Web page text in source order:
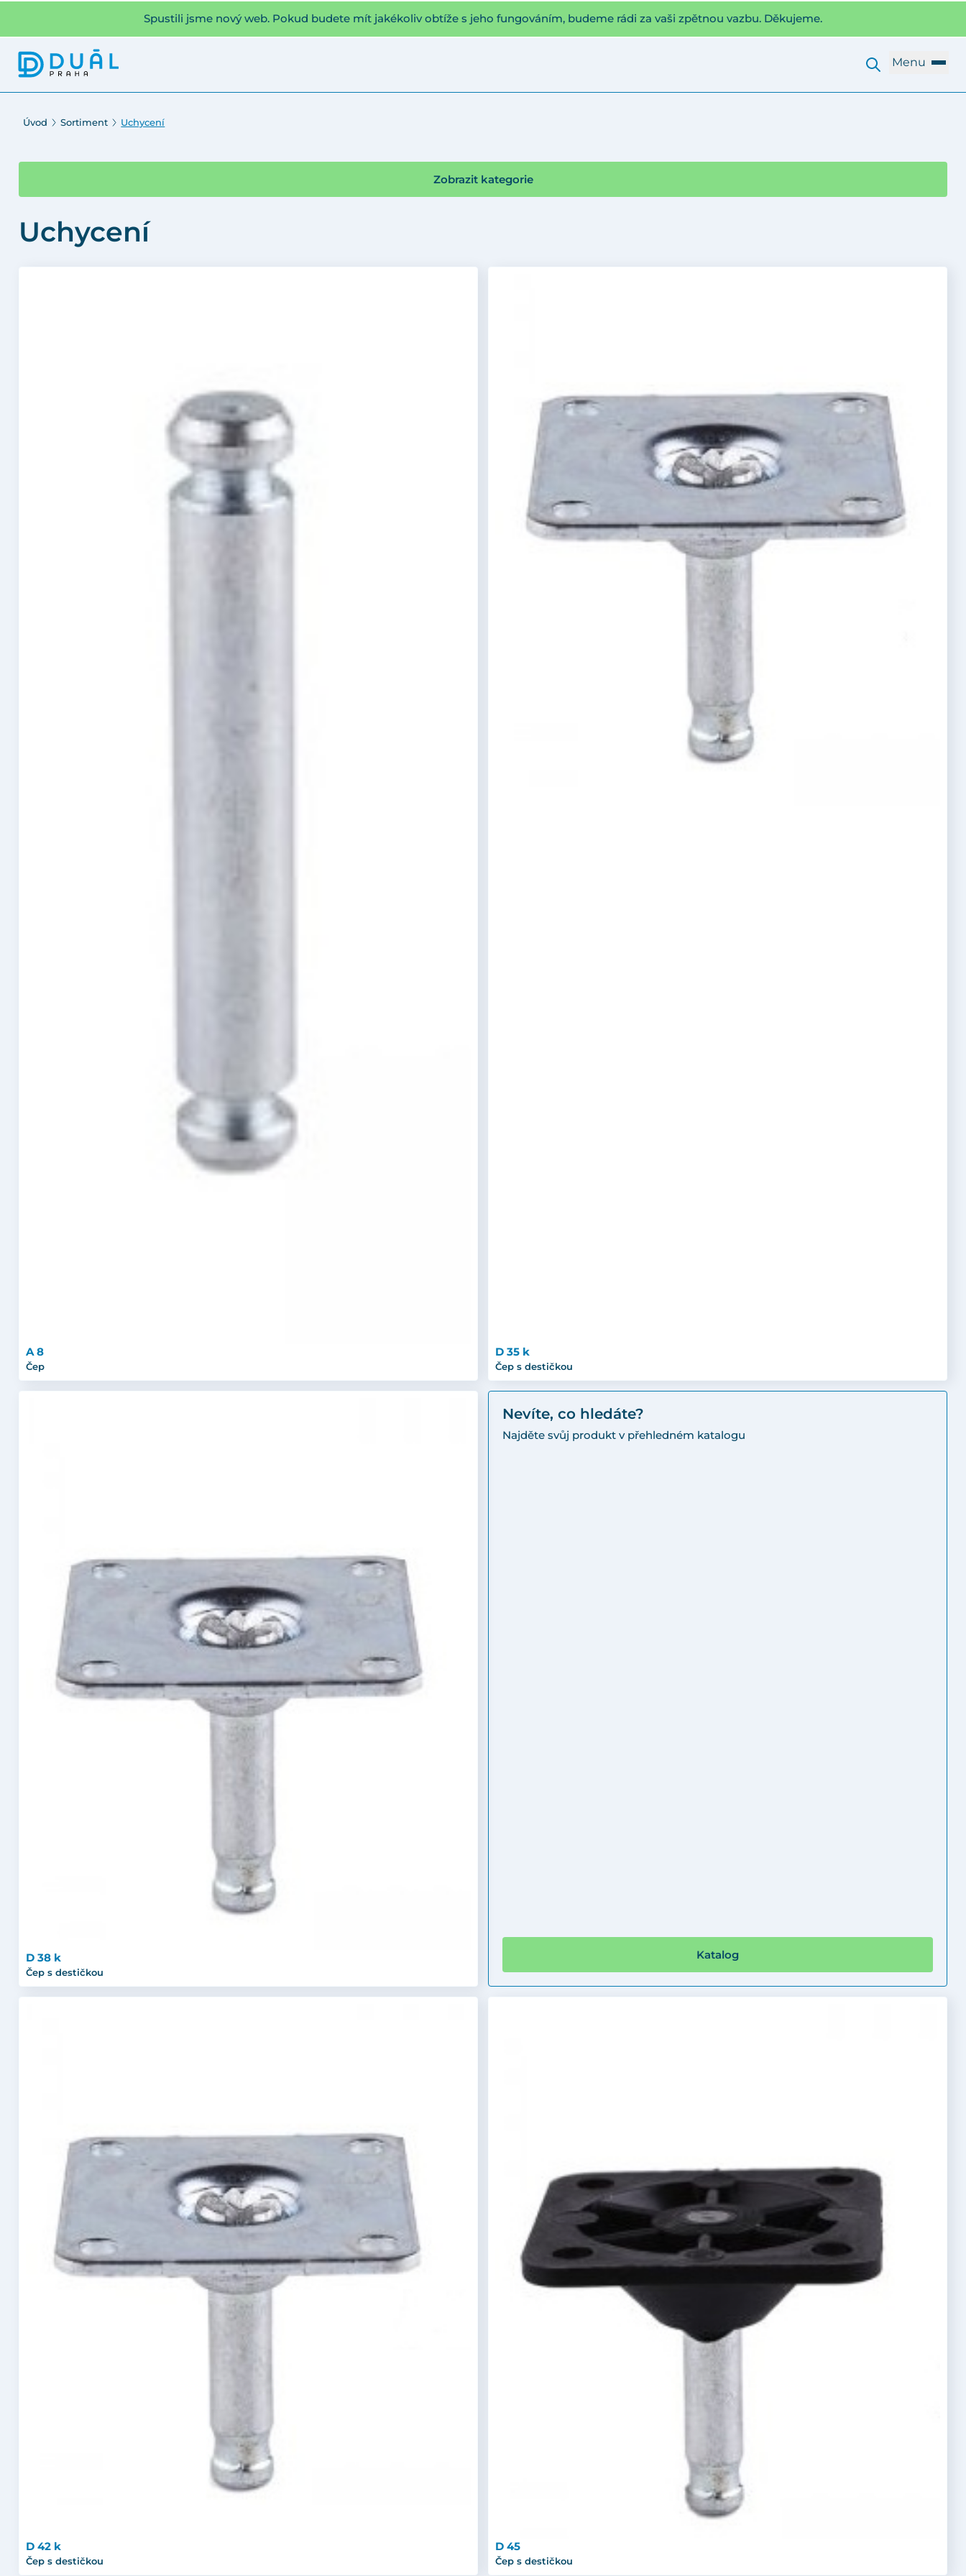
Spustili jsme nový web. Pokud budete mít jakékoliv obtíže s jeho fungováním, budeme rádi za vaši zpětnou vazbu. Děkujeme.
Menu
Úvod Sortiment Uchycení
Zobrazit kategorie
Uchycení
A 8
Čep
D 35 k
Čep s destičkou
D 38 k
Čep s destičkou
Nevíte, co hledáte?
Najděte svůj produkt v přehledném katalogu
Katalog
D 42 k
Čep s destičkou
D 45
Čep s destičkou